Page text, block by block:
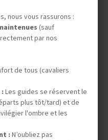
nous vous rassurons :
(sauf
par nos
de tous (cavaliers
Les guides se réservent le
plus tôt/tard) et de
l'ombre et les
:N’oubliez pas